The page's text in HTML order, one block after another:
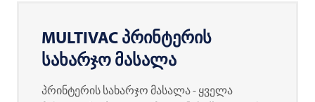
MULTIVAC პრინტერის
სახარჯო მასალა
პრინტერის სახარჯო მასალა - ყველა